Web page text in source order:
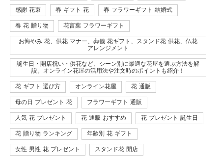
感謝 花束 春 ギフト 花 春 フラワーギフト 結婚式
春 花 贈り物 花言葉 フラワーギフト
お悔やみ 花、供花 マナー、葬儀 花ギフト、スタンド花 供花、仏花
アレンジメント
誕生日・開店祝い・供花など、シーン別に最適な花屋を選ぶ方法を解
説。オンライン花屋の活用法や注文時のポイントも紹介！
花 ギフト 選び方 オンライン花屋 花 通販
母の日 プレゼント 花 フラワーギフト 通販
人気 花 プレゼント 花 通販 おすすめ 花 プレゼント 誕生日
花 贈り物 ランキング 年齢別 花 ギフト
女性 男性 花 プレゼント スタンド花 開店